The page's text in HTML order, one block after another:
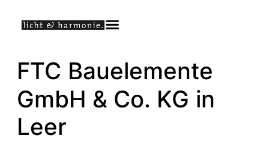
FTC Bauelemente
GmbH & Co. KG in
Leer